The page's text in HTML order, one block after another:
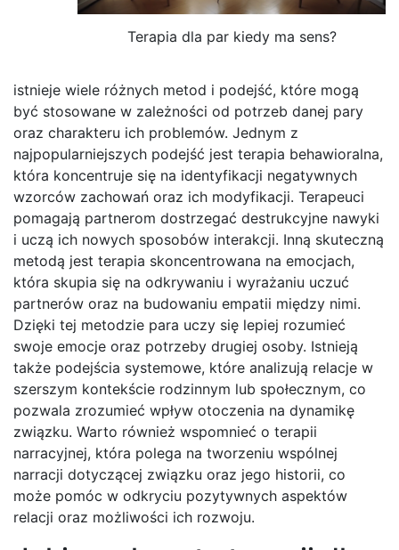
Terapia dla par kiedy ma sens?
istnieje wiele różnych metod i podejść, które mogą
być stosowane w zależności od potrzeb danej pary
oraz charakteru ich problemów. Jednym z
najpopularniejszych podejść jest terapia behawioralna,
która koncentruje się na identyfikacji negatywnych
wzorców zachowań oraz ich modyfikacji. Terapeuci
pomagają partnerom dostrzegać destrukcyjne nawyki
i uczą ich nowych sposobów interakcji. Inną skuteczną
metodą jest terapia skoncentrowana na emocjach,
która skupia się na odkrywaniu i wyrażaniu uczuć
partnerów oraz na budowaniu empatii między nimi.
Dzięki tej metodzie para uczy się lepiej rozumieć
swoje emocje oraz potrzeby drugiej osoby. Istnieją
także podejścia systemowe, które analizują relacje w
szerszym kontekście rodzinnym lub społecznym, co
pozwala zrozumieć wpływ otoczenia na dynamikę
związku. Warto również wspomnieć o terapii
narracyjnej, która polega na tworzeniu wspólnej
narracji dotyczącej związku oraz jego historii, co
może pomóc w odkryciu pozytywnych aspektów
relacji oraz możliwości ich rozwoju.